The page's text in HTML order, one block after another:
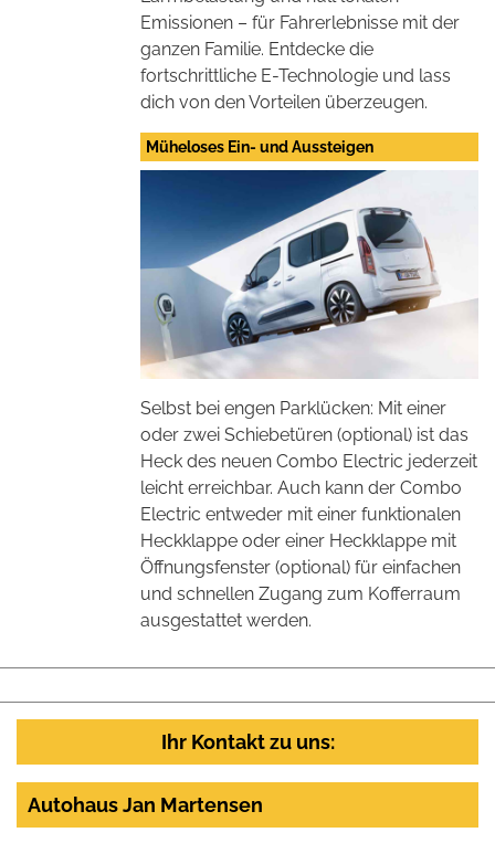
Emissionen – für Fahrerlebnisse mit der
ganzen Familie. Entdecke die
fortschrittliche E-Technologie und lass
dich von den Vorteilen überzeugen.
Müheloses Ein- und Aussteigen
Selbst bei engen Parklücken: Mit einer
oder zwei Schiebetüren (optional) ist das
Heck des neuen Combo Electric jederzeit
leicht erreichbar. Auch kann der Combo
Electric entweder mit einer funktionalen
Heckklappe oder einer Heckklappe mit
Öffnungsfenster (optional) für einfachen
und schnellen Zugang zum Kofferraum
ausgestattet werden.
Ihr Kontakt zu uns:
Autohaus Jan Martensen